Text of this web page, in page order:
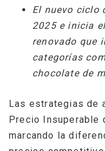
El nuevo ciclo
2025 e inicia
renovado que
categorías
chocolate de
Las estrategias de
Precio Insuperable
marcando la